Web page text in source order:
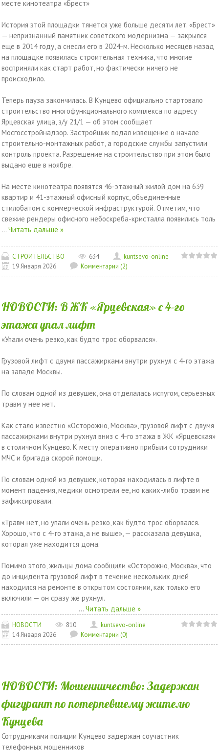
месте кинотеатра «Брест»
История этой площадки тянется уже больше десяти лет. «Брест»
— непризнанный памятник советского модернизма — закрылся
еще в 2014 году, а снесли его в 2024-м. Несколько месяцев назад
на площадке появилась строительная техника, что многие
восприняли как старт работ, но фактически ничего не
происходило.
Теперь пауза закончилась. В Кунцево официально стартовало
строительство многофункционального комплекса по адресу
Ярцевская улица, з/у 21/1 — об этом сообщает
Мосгосстройнадзор. Застройщик подал извещение о начале
строительно-монтажных работ, а городские службы запустили
контроль проекта. Разрешение на строительство при этом было
выдано еще в ноябре.
На месте кинотеатра появятся 46-этажный жилой дом на 639
квартир и 41-этажный офисный корпус, объединенные
стилобатом с коммерческой инфраструктурой. Отметим, что
свежие рендеры офисного небоскреба-кристалла появились толь
... Читать дальше »
СТРОИТЕЛЬСТВО 634
kuntsevo-online
19 Января 2026
Комментарии (2)
НОВОСТИ: В ЖК «Ярцевская» с 4-го
этажа упал лифт
«Упали очень резко, как будто трос оборвался».
Грузовой лифт с двумя пассажирками внутри рухнул с 4-го этажа
на западе Москвы.
По словам одной из девушек, она отделалась испугом, серьезных
травм у нее нет.
Как стало известно «Осторожно, Москва», грузовой лифт с двумя
пассажирками внутри рухнул вниз с 4-го этажа в ЖК «Ярцевская»
в столичном Кунцево. К месту оперативно прибыли сотрудники
МЧС и бригада скорой помощи.
По словам одной из девушек, которая находилась в лифте в
момент падения, медики осмотрели ее, но каких-либо травм не
зафиксировали.
«Травм нет, но упали очень резко, как будто трос оборвался.
Хорошо, что с 4-го этажа, а не выше», — рассказала девушка,
которая уже находится дома.
Помимо этого, жильцы дома сообщили «Осторожно, Москва», что
до инцидента грузовой лифт в течение нескольких дней
находился на ремонте в открытом состоянии, как только его
включили — он сразу же рухнул.
... Читать дальше »
НОВОСТИ 810
kuntsevo-online
14 Января 2026
Комментарии (0)
НОВОСТИ: Мошенничество: Задержан
фигурант по потерпевшему жителю
Кунцева
Сотрудниками полиции Кунцево задержан соучастник
телефонных мошенников